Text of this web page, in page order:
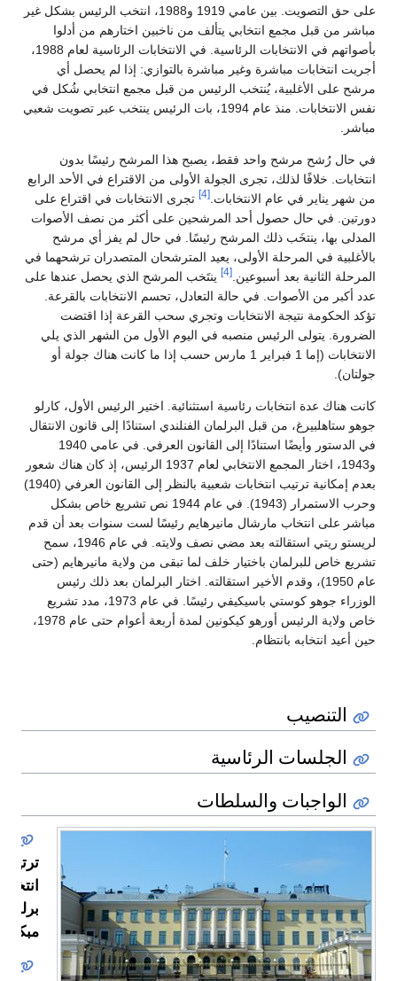
على حق التصويت. بين عامي 1919 و1988، انتخب الرئيس بشكل غير
مباشر من قبل مجمع انتخابي يتألف من ناخبين اختارهم من أدلوا
بأصواتهم في الانتخابات الرئاسية. في الانتخابات الرئاسية لعام 1988،
أجريت انتخابات مباشرة وغير مباشرة بالتوازي: إذا لم يحصل أي
مرشح على الأغلبية، يُنتخب الرئيس من قبل مجمع انتخابي شُكل في
نفس الانتخابات. منذ عام 1994، بات الرئيس ينتخب عبر تصويت شعبي
مباشر.
في حال رُشح مرشح واحد فقط، يصبح هذا المرشح رئيسًا بدون
انتخابات. خلافًا لذلك، تجرى الجولة الأولى من الاقتراع في الأحد الرابع
من شهر يناير في عام الانتخابات.[4]
تجرى الانتخابات في اقتراع على
دورتين. في حال حصول أحد المرشحين على أكثر من نصف الأصوات
المدلى بها، ينتخَب ذلك المرشح رئيسًا. في حال لم يفز أي مرشح
بالأغلبية في المرحلة الأولى، يعيد المترشحان المتصدران ترشحهما في
المرحلة الثانية بعد أسبوعين.[4]
ينتَخب المرشح الذي يحصل عندها على
عدد أكبر من الأصوات. في حالة التعادل، تحسم الانتخابات بالقرعة.
تؤكد الحكومة نتيجة الانتخابات وتجري سحب القرعة إذا اقتضت
الضرورة. يتولى الرئيس منصبه في اليوم الأول من الشهر الذي يلي
الانتخابات (إما 1 فبراير 1 مارس حسب إذا ما كانت هناك جولة أو
جولتان).
كانت هناك عدة انتخابات رئاسية استثنائية. اختير الرئيس الأول، كارلو
جوهو ستاهلبيرغ، من قبل البرلمان الفنلندي استنادًا إلى قانون الانتقال
في الدستور وأيضًا استنادًا إلى القانون العرفي. في عامي 1940
و1943، اختار المجمع الانتخابي لعام 1937 الرئيس، إذ كان هناك شعور
بعدم إمكانية ترتيب انتخابات شعبية بالنظر إلى القانون العرفي (1940)
وحرب الاستمرار (1943). في عام 1944 نص تشريع خاص بشكل
مباشر على انتخاب مارشال مانيرهايم رئيسًا لست سنوات بعد أن قدم
لريستو ريتي استقالته بعد مضي نصف ولايته. في عام 1946، سمح
تشريع خاص للبرلمان باختيار خلف لما تبقى من ولاية مانيرهايم (حتى
عام 1950)، وقدم الأخير استقالته. اختار البرلمان بعد ذلك رئيس
الوزراء جوهو كوستي باسيكيفي رئيسًا. في عام 1973، مدد تشريع
خاص ولاية الرئيس أورهو كيكونين لمدة أربعة أعوام حتى عام 1978،
حين أعيد انتخابه بانتظام.
التنصيب
الجلسات الرئاسية
الواجبات والسلطات
ترتيب
مبكرة